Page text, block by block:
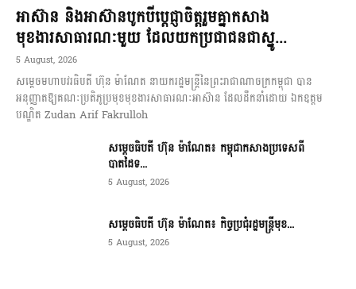
អាស៊ាន និងអាស៊ានបូកបីប្តេជ្ញាចិត្តរួមគ្នាកសាង
មុខងារសាធារណៈមួយ ដែលយកប្រជាជនជាស្នូ...
5 August, 2026
សម្តេចមហាបវរធិបតី ហ៊ុន ម៉ាណែត នាយករដ្ឋមន្ត្រីនៃព្រះរាជាណាចក្រកម្ពុជា បាន
អនុញ្ញាតឱ្យគណៈប្រតិភូប្រមុខមុខងារសាធារណៈអាស៊ាន ដែលដឹកនាំដោយ ឯកឧត្តម
បណ្ឌិត Zudan Arif Fakrulloh
សម្ដេចធិបតី ហ៊ុន ម៉ាណែត៖ កម្ពុជាកសាងប្រទេសពី
បាតដៃទ...
5 August, 2026
សម្ដេចធិបតី ហ៊ុន ម៉ាណែត៖ កិច្ចប្រជុំរដ្ឋមន្ត្រីមុខ...
5 August, 2026